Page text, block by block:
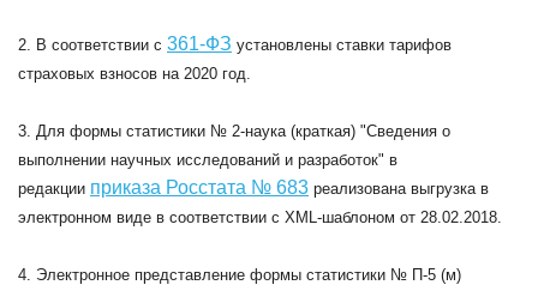
2. В соответствии с 361-ФЗ установлены ставки тарифов
страховых взносов на 2020 год.
3. Для формы статистики № 2-наука (краткая) "Сведения о
выполнении научных исследований и разработок" в
редакции приказа Росстата № 683 реализована выгрузка в
электронном виде в соответствии с XML-шаблоном от 28.02.2018.
4. Электронное представление формы статистики № П-5 (м)